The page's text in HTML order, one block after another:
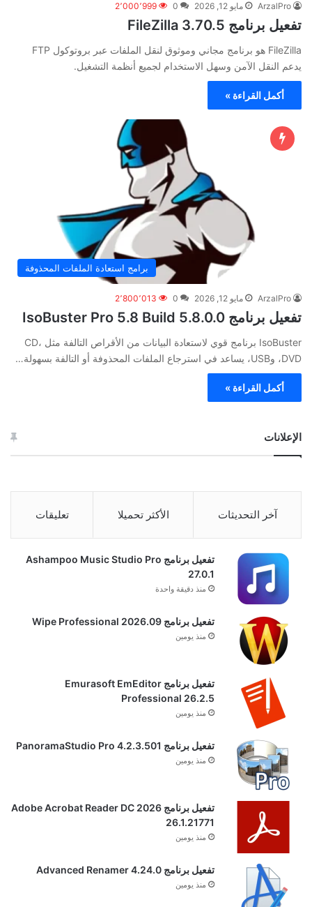
ArzalPro مايو 12, 2026 0 2٬000٬999
تفعيل برنامج FileZilla 3.70.5
FileZilla هو برنامج مجاني وموثوق لنقل الملفات عبر بروتوكول FTP
يدعم النقل الآمن وسهل الاستخدام لجميع أنظمة التشغيل.
أكمل القراءة »
برامج استعادة الملفات المحذوفة
ArzalPro مايو 12, 2026 0 2٬800٬013
تفعيل برنامج IsoBuster Pro 5.8 Build 5.8.0.0
IsoBuster برنامج قوي لاستعادة البيانات من الأقراص التالفة مثل CD،
DVD، وUSB، يساعد في استرجاع الملفات المحذوفة أو التالفة بسهولة…
أكمل القراءة »
الإعلانات
آخر التحديثات الأكثر تحميلا تعليقات
تفعيل برنامج Ashampoo Music Studio Pro
27.0.1
منذ دقيقة واحدة
تفعيل برنامج Wipe Professional 2026.09
منذ يومين
تفعيل برنامج Emurasoft EmEditor
Professional 26.2.5
منذ يومين
تفعيل برنامج PanoramaStudio Pro 4.2.3.501
منذ يومين
تفعيل برنامج Adobe Acrobat Reader DC 2026
26.1.21771
منذ يومين
تفعيل برنامج Advanced Renamer 4.24.0
منذ يومين